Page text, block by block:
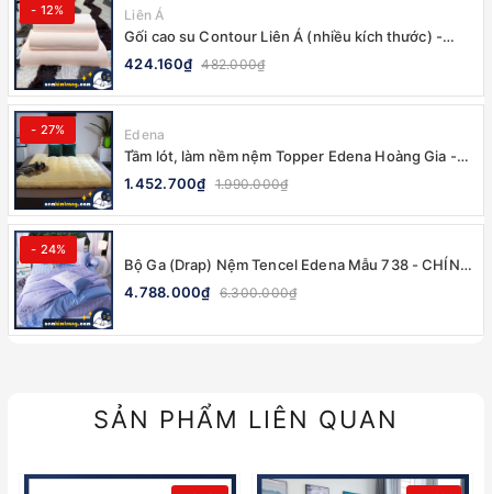
- 12% Liên Á
Gối cao su Contour Liên Á (nhiều kích thước) -
100% CHÍNH HÃNG
424.160₫ 482.000₫
- 27% Edena
Tầm lót, làm nềm nệm Topper Edena Hoàng Gia -
CHÍNH HÃNG, MỀM MẠI
1.452.700₫ 1.990.000₫
- 24%
Bộ Ga (Drap) Nệm Tencel Edena Mẫu 738 - CHÍNH
HÃNG, CAO CẤP
4.788.000₫ 6.300.000₫
SẢN PHẨM LIÊN QUAN